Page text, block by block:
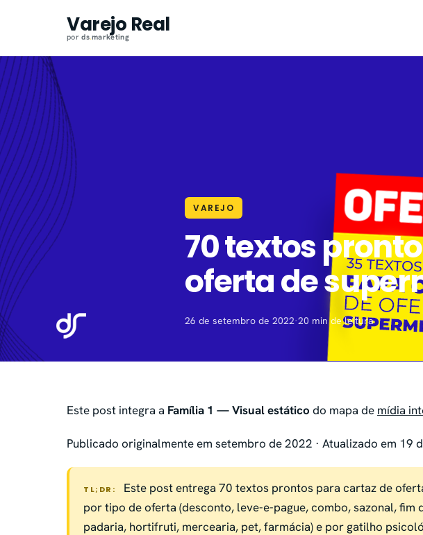
conteúdo
Varejo Real
pords.marketing
VAREJO
70 textos
oferta de
26 de setembro de 2022·20 min de leitura
Este post integra a Família 1 — Visual estático do mapa de mídia
Publicado originalmente em setembro de 2022 · Atualizado em 19
TL;DR:
Este post entrega 70 textos prontos para cartaz de
por tipo de oferta (desconto, leve-e-pague, combo, sazonal, fim
padaria, hortifruti, mercearia, pet, farmácia) e por gatilho